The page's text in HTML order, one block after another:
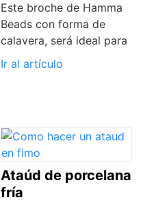
Este broche de Hamma
Beads con forma de
calavera, será ideal para
Ir al artículo
Ataúd de porcelana
fría